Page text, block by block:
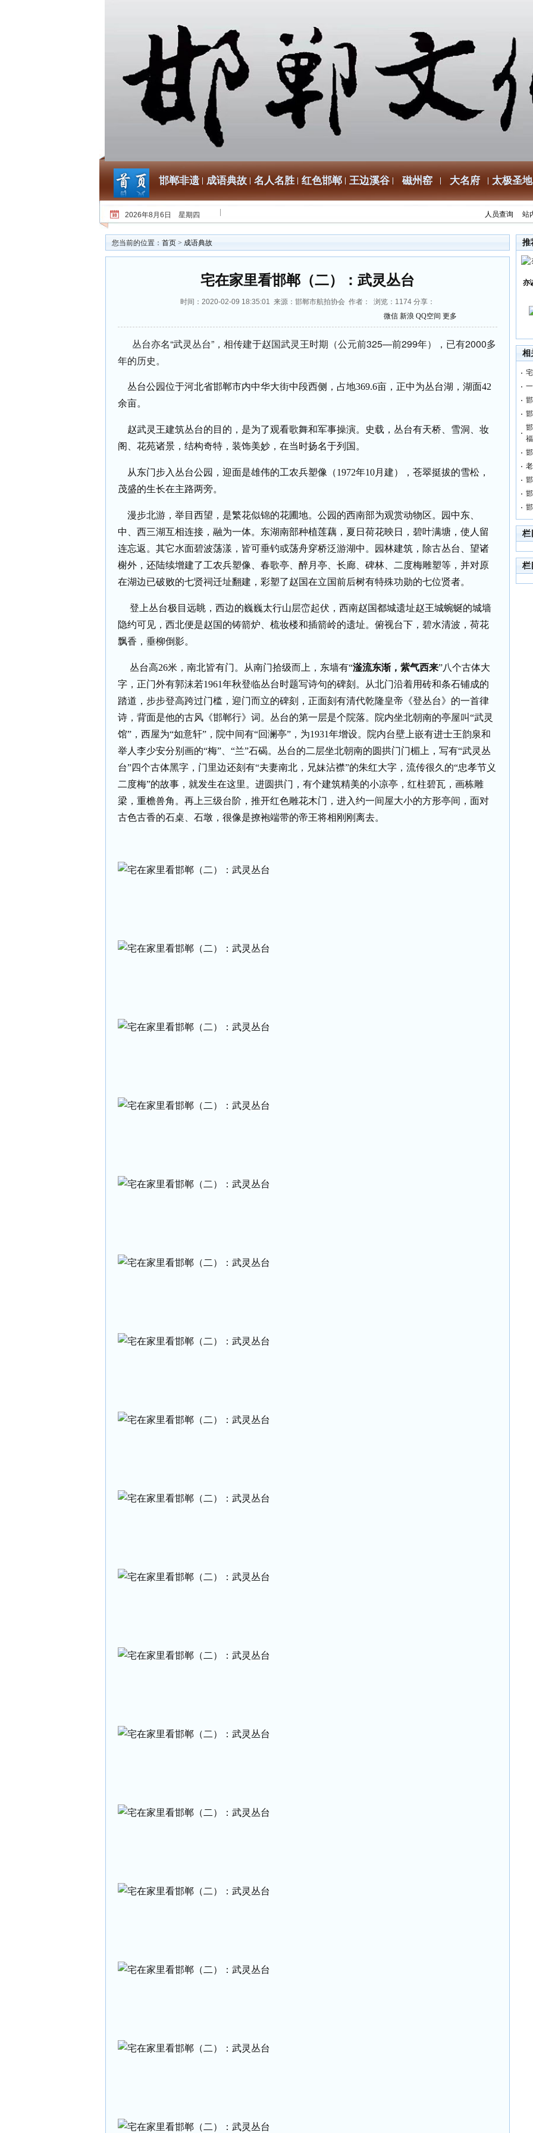
邯郸非遗 成语典故 名人名胜 红色邯郸 王边溪谷 磁州窑 大名府 太极圣地
2026年8月6日 星期四 人员查询 站
您当前的位置： 首页 > 成语典故
宅在家里看邯郸（二）：武灵丛台
时间：2020-02-09 18:35:01 来源：邯郸市航拍协会 作者： 浏览： 1174 分享：
微信 新浪 QQ空间 更多
丛台亦名“武灵丛台”，相传建于赵国武灵王时期（公元前325—前299年），已有2000多
年的历史。
丛台公园位于河北省邯郸市内中华大街中段西侧，占地369.6亩，正中为丛台湖，湖面42
余亩。
赵武灵王建筑丛台的目的，是为了观看歌舞和军事操演。史载，丛台有天桥、雪洞、妆
阁、花苑诸景，结构奇特，装饰美妙，在当时扬名于列国。
从东门步入丛台公园，迎面是雄伟的工农兵塑像（1972年10月建），苍翠挺拔的雪松，
茂盛的生长在主路两旁。
漫步北游，举目西望，是繁花似锦的花圃地。公园的西南部为观赏动物区。园中东、
中、西三湖互相连接，融为一体。东湖南部种植莲藕，夏日荷花映日，碧叶满塘，使人留
连忘返。其它水面碧波荡漾，皆可垂钓或荡舟穿桥泛游湖中。园林建筑，除古丛台、望诸
榭外，还陆续增建了工农兵塑像、春歌亭、醉月亭、长廊、碑林、二度梅雕塑等，并对原
在湖边已破败的七贤祠迁址翻建，彩塑了赵国在立国前后树有特殊功勋的七位贤者。
登上丛台极目远眺，西边的巍巍太行山层峦起伏，西南赵国都城遗址赵王城蜿蜒的城墙
隐约可见，西北便是赵国的铸箭炉、梳妆楼和插箭岭的遗址。俯视台下，碧水清波，荷花
飘香，垂柳倒影。
丛台高26米，南北皆有门。从南门拾级而上，东墙有“滏流东渐，紫气西来”八个古体大
字，正门外有郭沫若1961年秋登临丛台时题写诗句的碑刻。从北门沿着用砖和条石铺成的
踏道，步步登高跨过门槛，迎门而立的碑刻，正面刻有清代乾隆皇帝《登丛台》的一首律
诗，背面是他的古风《邯郸行》词。丛台的第一层是个院落。院内坐北朝南的亭屋叫“武灵
馆”，西屋为“如意轩”，院中间有“回澜亭”，为1931年增设。院内台壁上嵌有进士王韵泉和
举人李少安分别画的“梅”、“兰”石碣。丛台的二层坐北朝南的圆拱门门楣上，写有“武灵丛
台”四个古体黑字，门里边还刻有“夫妻南北，兄妹沾襟”的朱红大字，流传很久的“忠孝节义
二度梅”的故事，就发生在这里。进圆拱门，有个建筑精美的小凉亭，红柱碧瓦，画栋雕
梁，重檐兽角。再上三级台阶，推开红色雕花木门，进入约一间屋大小的方形亭间，面对
古色古香的石桌、石墩，很像是撩袍端带的帝王将相刚刚离去。
推
亦
相
栏
栏